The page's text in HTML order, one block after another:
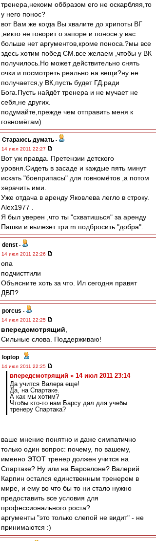
тренера,некоим оббразом его не оскарбляя,то
у него понос?
вот Вам же когда Вы хвалите до хрипоты ВГ
,никто не говорит о запоре и поносе.у вас
больше нет аргументов,кроме поноса.?мы все
здесь хотим побед СМ.все желаем ,чтобы у ВК
получилось.Но может действительно снять
очки и посмотреть реально на вещи?ну не
получается,у ВК,пусть будет ГД.ради
Бога.Пусть найдёт тренера и не мучает не
себя,не других.
подумайте,прежде чем отправить меня к
говномётам)
Стараюсь думать -
14 июл 2011 22:27
Вот уж правда. Претензии детского
уровня.Сидеть в засаде и каждые пять минут
искать "боеприпасы" для говномётов ,а потом
херачить ими.
Уже отдача в аренду Яковлева легло в строку.
Alex1977 .
Я был уверен ,что ты "схватишься" за аренду
Пашки и вылезет три m подбросить "добра".
denst -
14 июл 2011 22:26
опа
подчисттили
Объясните хоть за что. Ил сегодня правят
ДВП?
porcus -
14 июл 2011 22:25
впередсмотрящий
Сильные слова. Поддерживаю!
loptop -
14 июл 2011 22:25
впередсмотрящий » 14 июл 2011 23:14
Да учится Валера еще!
Да, на Спартаке.
А как мы хотим?
Чтобы кто-то нам Барсу дал для учебы
тренеру Спартака?
ваше мнение понятно и даже симпатично
только один вопрос: почему, по вашему,
именно ЭТОТ тренер должен учится на
Спартаке? Ну или на Барселоне? Валерий
Карпин остался единственным тренером в
мире, и ему во что бы то ни стало нужно
предоставить все условия для
профессионального роста?
аргументы "это только слепой не видит" - не
принимаются :)